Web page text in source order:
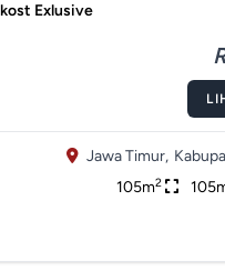
Exlusive
Jawa Timur,
105m2